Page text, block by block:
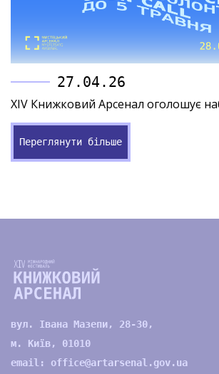
27.04.26
XIV Книжковий Арсенал оголошує
Переглянути більше
вул. Івана Мазепи, 28-30,
м. Київ, 01010
email: office@artarsenal.gov.ua